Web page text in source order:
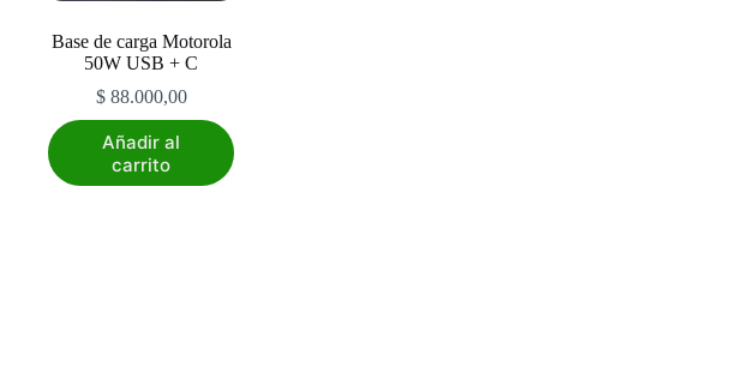
Base de carga Motorola
50W USB + C
$88.000,00
Añadir al
carrito